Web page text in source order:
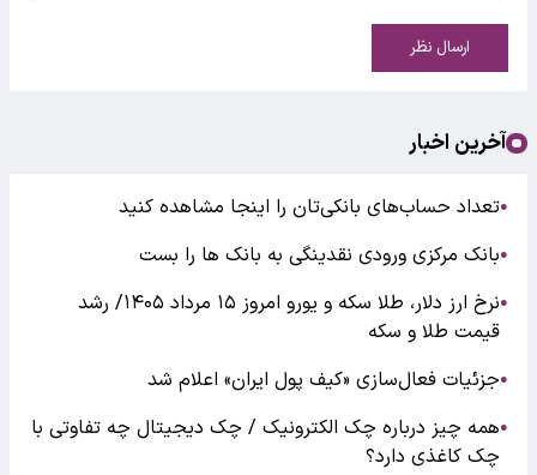
ارسال نظر
آخرین اخبار
●تعداد حساب‌های بانکی‌تان را اینجا مشاهده کنید
●بانک مرکزی ورودی نقدینگی به بانک ها را بست
●
نرخ ارز دلار، طلا سکه و یورو امروز ۱۵ مرداد ۱۴۰۵/ رشد
قیمت طلا و سکه
●جزئیات فعال‌سازی «کیف پول ایران» اعلام شد
●همه چیز درباره چک الکترونیک / چک دیجیتال چه تفاوتی با
چک کاغذی دارد؟